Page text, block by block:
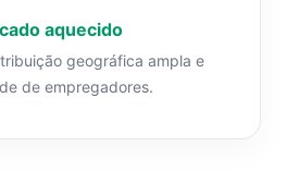
aquecido
geográfica ampla e
de empregadores.